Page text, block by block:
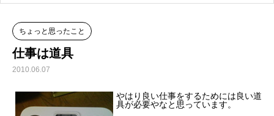
ちょっと思ったこと
仕事は道具
2010.06.07
やはり良い仕事をするためには良い道
具が必要やなと思っています。